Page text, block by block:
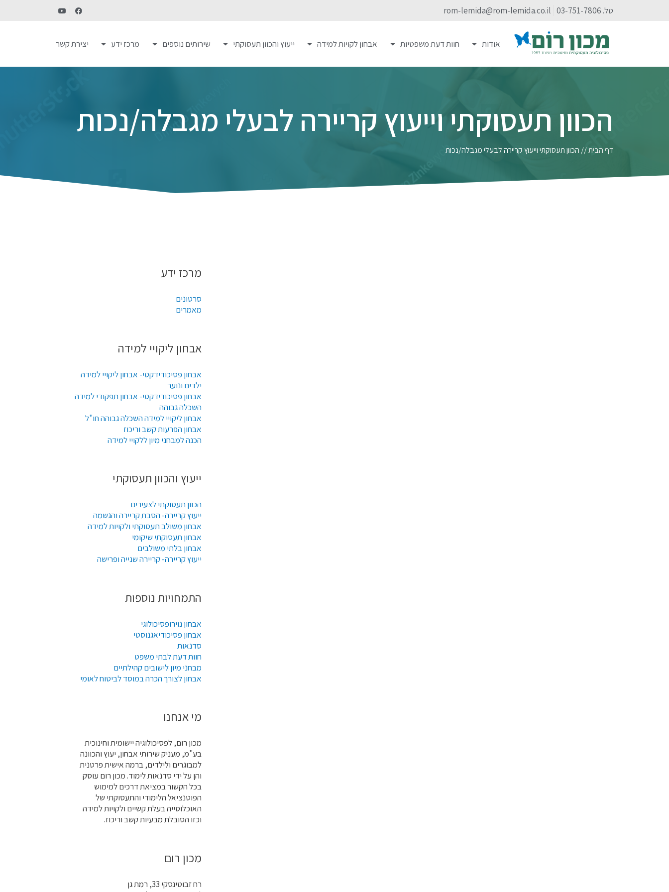
טל. 03-751-7806 rom-lemida@rom-lemida.co.il
אודות חוות דעת משפטיות אבחון לקויות למידה ייעוץ והכוון תעסוקתי שירותים נוספים מרכז ידע יצירת קשר
הכוון תעסוקתי וייעוץ קריירה לבעלי מגבלה/נכות
דף הבית// הכוון תעסוקתי וייעוץ קריירה לבעלי מגבלה/נכות
מרכז ידע
סרטונים
מאמרים
אבחון ליקויי למידה
אבחון פסיכודידקטי- אבחון ליקויי למידה
ילדים ונוער
אבחון פסיכודידקטי- אבחון תפקודי למידה
השכלה גבוהה
אבחון ליקויי למידה השכלה גבוהה חו"ל
אבחון הפרעות קשב וריכוז
הכנה למבחני מיון ללקויי למידה
ייעוץ והכוון תעסוקתי
הכוון תעסוקתי לצעירים
ייעוץ קריירה- הסבת קריירה והגשמה
אבחון משולב תעסוקתי ולקויות למידה
אבחון תעסוקתי שיקומי
אבחון בלתי משולבים
ייעוץ קריירה- קריירה שנייה ופרישה
התמחויות נוספות
אבחון נוירופסיכולוגי
אבחון פסיכודיאגנוסטי
סדנאות
חוות דעת לבתי משפט
מבחני מיון לישובים קהילתיים
אבחון לצורך הכרה במוסד לביטוח לאומי
מי אנחנו
מכון רום, לפסיכולוגיה יישומית וחינוכית
בע"מ, מעניק שירותי אבחון, יעוץ והכוונה
למבוגרים ולילדים, ברמה אישית פרטנית
והן על ידי סדנאות לימוד. מכון רום עוסק
בכל הקשור במציאת דרכים למימוש
הפוטנציאל הלימודי והתעסוקתי של
האוכלוסייה בעלת קשיים ולקויות למידה
וכזו הסובלת מבעיות קשב וריכוז.
מכון רום
רח זבוטינסקי 33, רמת גן